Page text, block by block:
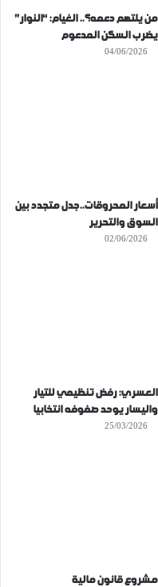
من يلتهم دعمه؟.. الغيام: “النوار”
يضرب السكن المدعوم
04/06/2026
أسعار المحروقات..جدل متجدد بين
السوق والتحرير
02/06/2026
العسري: رفض تنظيمي للتيار
واليسار يوحد صفوفه انتخابيا
25/03/2026
مشروع قانون مالية